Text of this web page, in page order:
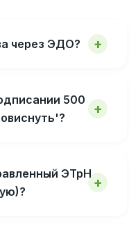
через ЭДО?
500
ЭТрН